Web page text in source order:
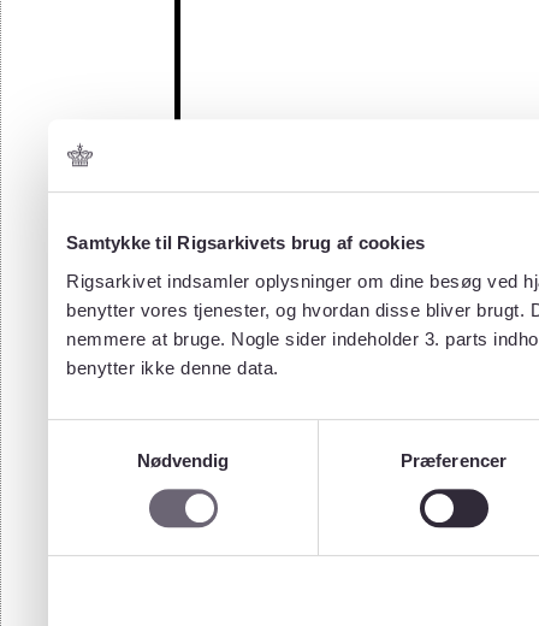
Samtykke til Rigsarkivets brug af cookies
Rigsarkivet indsamler oplysninger om dine besøg ved
benytter vores tjenester, og hvordan disse bliver
nemmere at bruge. Nogle sider indeholder 3. parts
benytter ikke denne data.
Nødvendig
Præferencer